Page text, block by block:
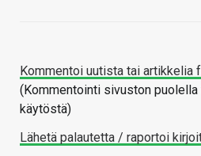
Kommentoi uutista tai artikkelia
(Kommentointi sivuston
käytöstä)
Lähetä palautetta / raportoi